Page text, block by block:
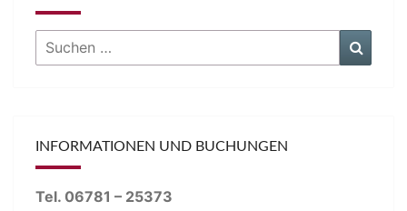
Suchen
nach:
INFORMATIONEN UND BUCHUNGEN
Tel. 06781 – 25373